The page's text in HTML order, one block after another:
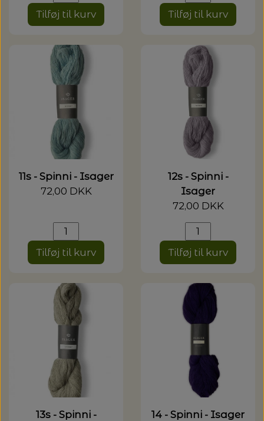
Tilføj til kurv Tilføj til kurv
11s - Spinni - Isager
72,00 DKK
Tilføj til kurv
12s - Spinni -
Isager
72,00 DKK
Tilføj til kurv
13s - Spinni -
14 - Spinni - Isager